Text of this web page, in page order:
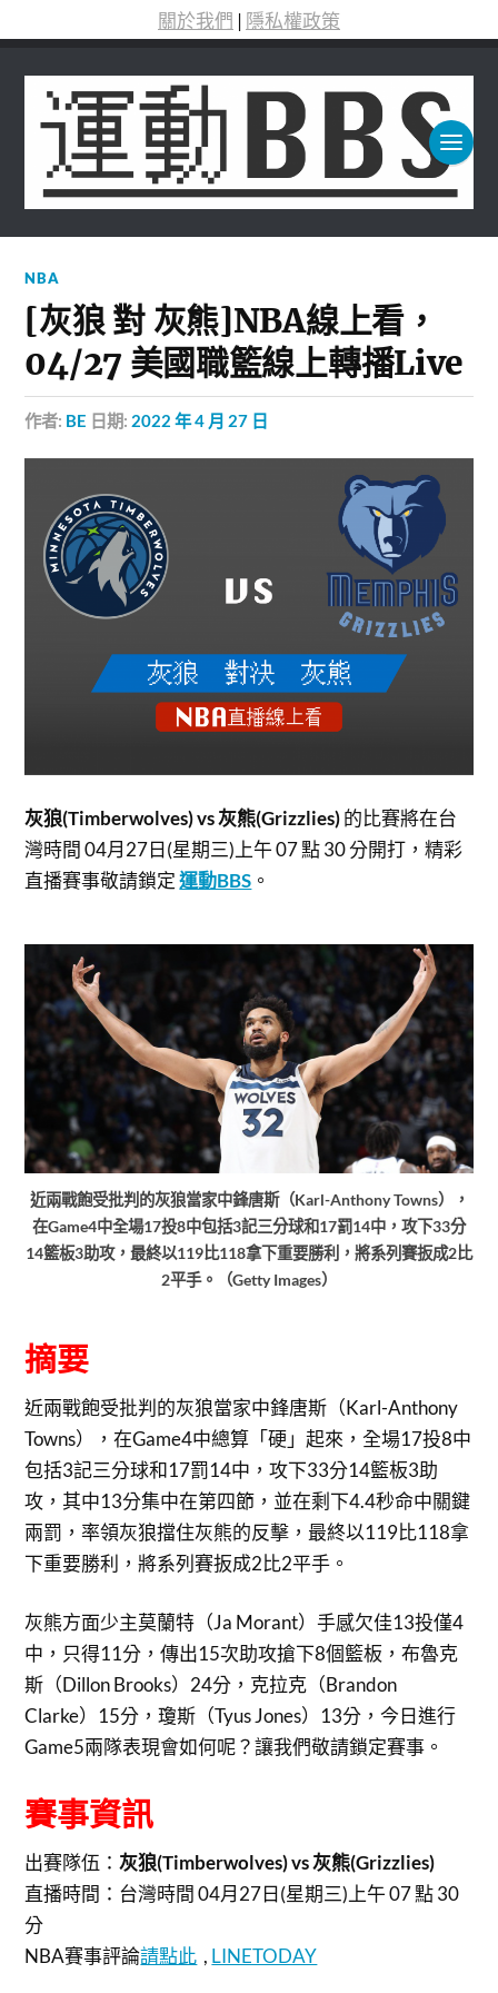
關於我們 | 隱私權政策
NBA
[灰狼 對 灰熊]NBA線上看，
04/27 美國職籃線上轉播Live
作者: BE 日期: 2022 年 4 月 27 日
灰狼(Timberwolves) vs 灰熊(Grizzlies)的比賽將在台
灣時間 04月27日(星期三)上午 07 點 30 分開打，精彩
直播賽事敬請鎖定運動BBS 。
近兩戰飽受批判的灰狼當家中鋒唐斯（Karl-Anthony Towns），
在Game4中全場17投8中包括3記三分球和17罰14中，攻下33分
14籃板3助攻，最終以119比118拿下重要勝利，將系列賽扳成2比
2平手。（Getty Images）
摘要
近兩戰飽受批判的灰狼當家中鋒唐斯（Karl-Anthony
Towns），在Game4中總算「硬」起來，全場17投8中
包括3記三分球和17罰14中，攻下33分14籃板3助
攻，其中13分集中在第四節，並在剩下4.4秒命中關鍵
兩罰，率領灰狼擋住灰熊的反擊，最終以119比118拿
下重要勝利，將系列賽扳成2比2平手。
灰熊方面少主莫蘭特（Ja Morant）手感欠佳13投僅4
中，只得11分，傳出15次助攻搶下8個籃板，布魯克
斯（Dillon Brooks）24分，克拉克（Brandon
Clarke）15分，瓊斯（Tyus Jones）13分，今日進行
Game5兩隊表現會如何呢？讓我們敬請鎖定賽事。
賽事資訊
出賽隊伍：灰狼(Timberwolves) vs 灰熊(Grizzlies)
直播時間： 台灣時間 04月27日(星期三)上午 07 點 30
分
NBA賽事評論請點此 , LINETODAY